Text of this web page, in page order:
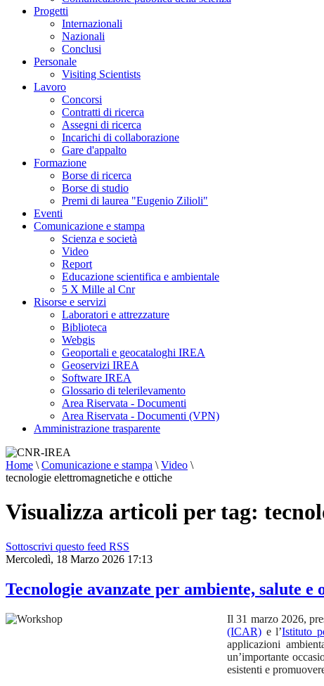
Progetti
Internazionali
Nazionali
Conclusi
Personale
Visiting Scientists
Lavoro
Concorsi
Contratti di ricerca
Assegni di ricerca
Incarichi di collaborazione
Gare d'appalto
Formazione
Borse di ricerca
Borse di studio
Premi di laurea "Eugenio Zilioli"
Eventi
Comunicazione e stampa
Scienza e società
Video
Report
Educazione scientifica e ambientale
5 X Mille al Cnr
Risorse e servizi
Laboratori e attrezzature
Biblioteca
Webgis
Geoportali e geocataloghi IREA
Geoservizi IREA
Software IREA
Glossario di telerilevamento
Area Riservata - Documenti
Area Riservata - Documenti (VPN)
Amministrazione trasparente
Home \ Comunicazione e stampa \ Video \
tecnologie elettromagnetiche e ottiche
Visualizza articoli per tag:
Sottoscrivi questo feed RSS
Mercoledì, 18 Marzo 2026 17:13
Tecnologie avanzate per ambiente, salute
Il 31 marzo 2026,
(ICAR) e l’Istituto
applicazioni
un’importante
esistenti e